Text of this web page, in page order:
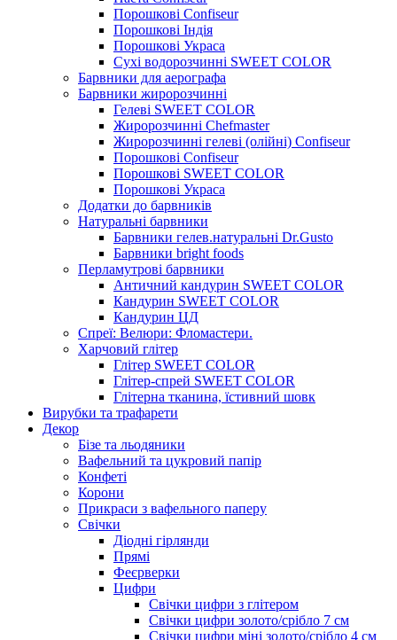
Порошкові Confiseur
Порошкові Індія
Порошкові Украса
Сухі водорозчинні SWEET COLOR
Барвники для аерографа
Барвники жиророзчинні
Гелеві SWEET COLOR
Жиророзчинні Chefmaster
Жиророзчинні гелеві (олійні) Confiseur
Порошкові Confiseur
Порошкові SWEET COLOR
Порошкові Украса
Додатки до барвників
Натуральні барвники
Барвники гелев.натуральні Dr.Gusto
Барвники bright foods
Перламутрові барвники
Античний кандурин SWEET COLOR
Кандурин SWEET COLOR
Кандурин ЦД
Спреї: Велюри: Фломастери.
Харчовий глітер
Глітер SWEET COLOR
Глітер-спрей SWEET COLOR
Глітерна тканина, їстивний шовк
Вирубки та трафарети
Декор
Бізе та льодяники
Вафельний та цукровий папір
Конфеті
Корони
Прикраси з вафельного паперу
Свічки
Діодні гірлянди
Прямі
Феєрверки
Цифри
Свічки цифри з глітером
Свічки цифри золото/срібло 7 см
Свічки цифри міні золото/срібло 4 см